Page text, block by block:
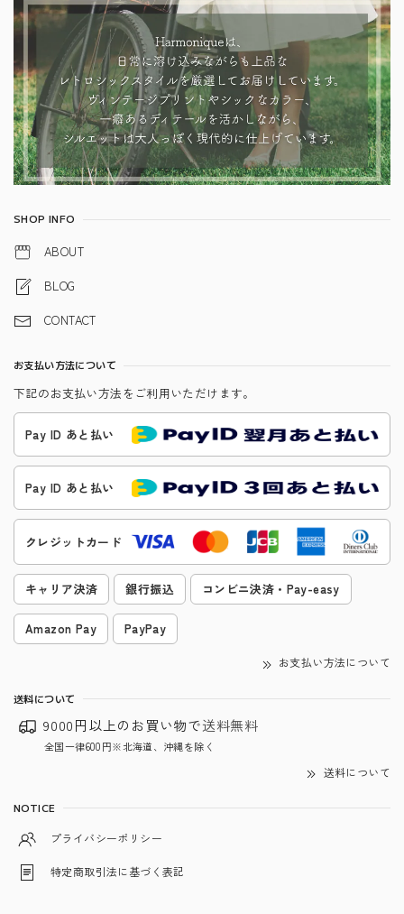
SHOP INFO
ABOUT
BLOG
CONTACT
お支払い方法について
下記のお支払い方法をご利用いただけます。
Pay ID あと払い
Pay ID あと払い
クレジットカード
キャリア決済 銀行振込 コンビニ決済・Pay-easy
Amazon Pay PayPay
お支払い方法について
送料について
9000円以上のお買い物で送料無料
全国一律600円※北海道、沖縄を除く
送料について
NOTICE
プライバシーポリシー
特定商取引法に基づく表記